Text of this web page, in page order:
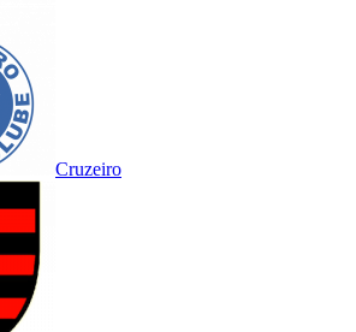
Cruzeiro